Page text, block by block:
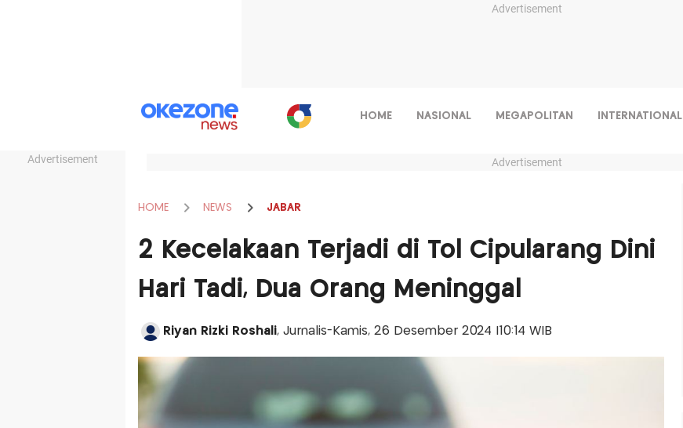
Advertisement
Advertisement
HOME NASIONAL MEGAPOLITAN INTERNATIONAL
Advertisement
HOME NEWS JABAR
2 Kecelakaan Terjadi di Tol Cipularang Dini
Hari Tadi, Dua Orang Meninggal
Riyan Rizki Roshali, Jurnalis-Kamis, 26 Desember 2024 |10:14 WIB